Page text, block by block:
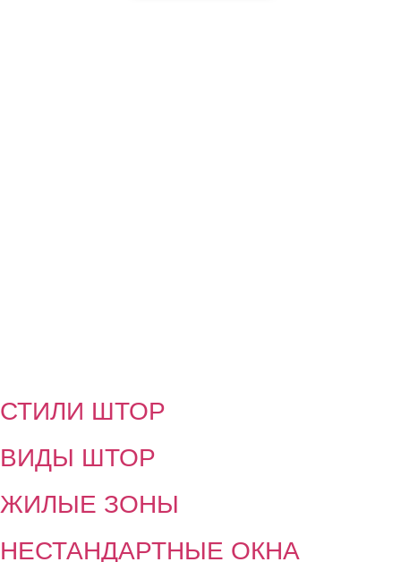
СТИЛИ ШТОР
ВИДЫ ШТОР
ЖИЛЫЕ ЗОНЫ
НЕСТАНДАРТНЫЕ ОКНА